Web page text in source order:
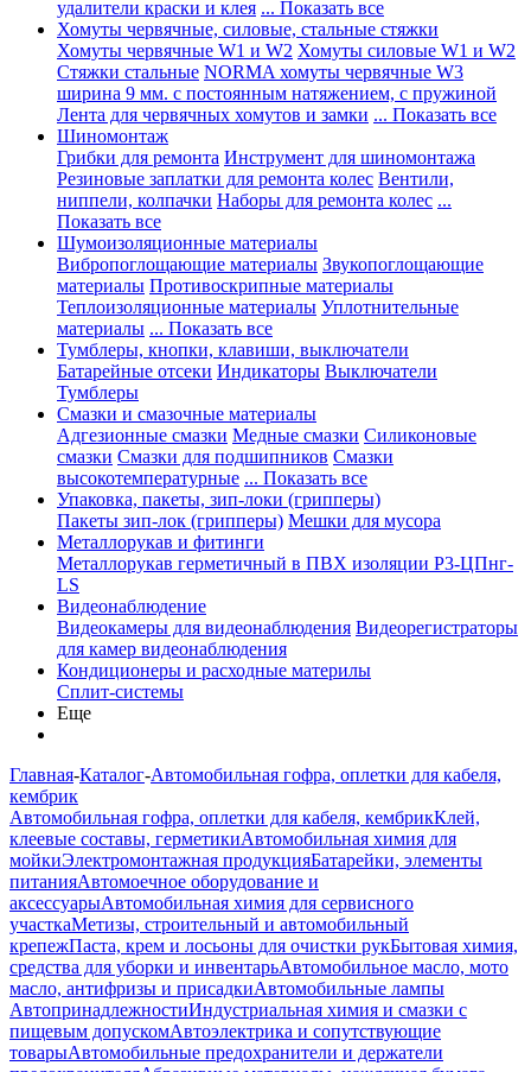
удалители краски и клея ... Показать все
Хомуты червячные, силовые, стальные стяжки
Хомуты червячные W1 и W2 Хомуты силовые W1 и W2
Стяжки стальные NORMA хомуты червячные W3
ширина 9 мм. с постоянным натяжением, с пружиной
Лента для червячных хомутов и замки ... Показать все
Шиномонтаж
Грибки для ремонта Инструмент для шиномонтажа
Резиновые заплатки для ремонта колес Вентили,
ниппели, колпачки Наборы для ремонта колес ...
Показать все
Шумоизоляционные материалы
Вибропоглощающие материалы Звукопоглощающие
материалы Противоскрипные материалы
Теплоизоляционные материалы Уплотнительные
материалы ... Показать все
Тумблеры, кнопки, клавиши, выключатели
Батарейные отсеки Индикаторы Выключатели
Тумблеры
Смазки и смазочные материалы
Адгезионные смазки Медные смазки Силиконовые
смазки Смазки для подшипников Смазки
высокотемпературные ... Показать все
Упаковка, пакеты, зип-локи (грипперы)
Пакеты зип-лок (грипперы) Мешки для мусора
Металлорукав и фитинги
Металлорукав герметичный в ПВХ изоляции Р3-ЦПнг-
LS
Видеонаблюдение
Видеокамеры для видеонаблюдения Видеорегистраторы
для камер видеонаблюдения
Кондиционеры и расходные материлы
Сплит-системы
Еще
Главная-Каталог-Автомобильная гофра, оплетки для кабеля,
кембрик
Автомобильная гофра, оплетки для кабеля, кембрикКлей,
клеевые составы, герметикиАвтомобильная химия для
мойкиЭлектромонтажная продукцияБатарейки, элементы
питанияАвтомоечное оборудование и
аксессуарыАвтомобильная химия для сервисного
участкаМетизы, строительный и автомобильный
крепежПаста, крем и лосьоны для очистки рукБытовая химия,
средства для уборки и инвентарьАвтомобильное масло, мото
масло, антифризы и присадкиАвтомобильные лампы
АвтопринадлежностиИндустриальная химия и смазки с
пищевым допускомАвтоэлектрика и сопутствующие
товарыАвтомобильные предохранители и держатели